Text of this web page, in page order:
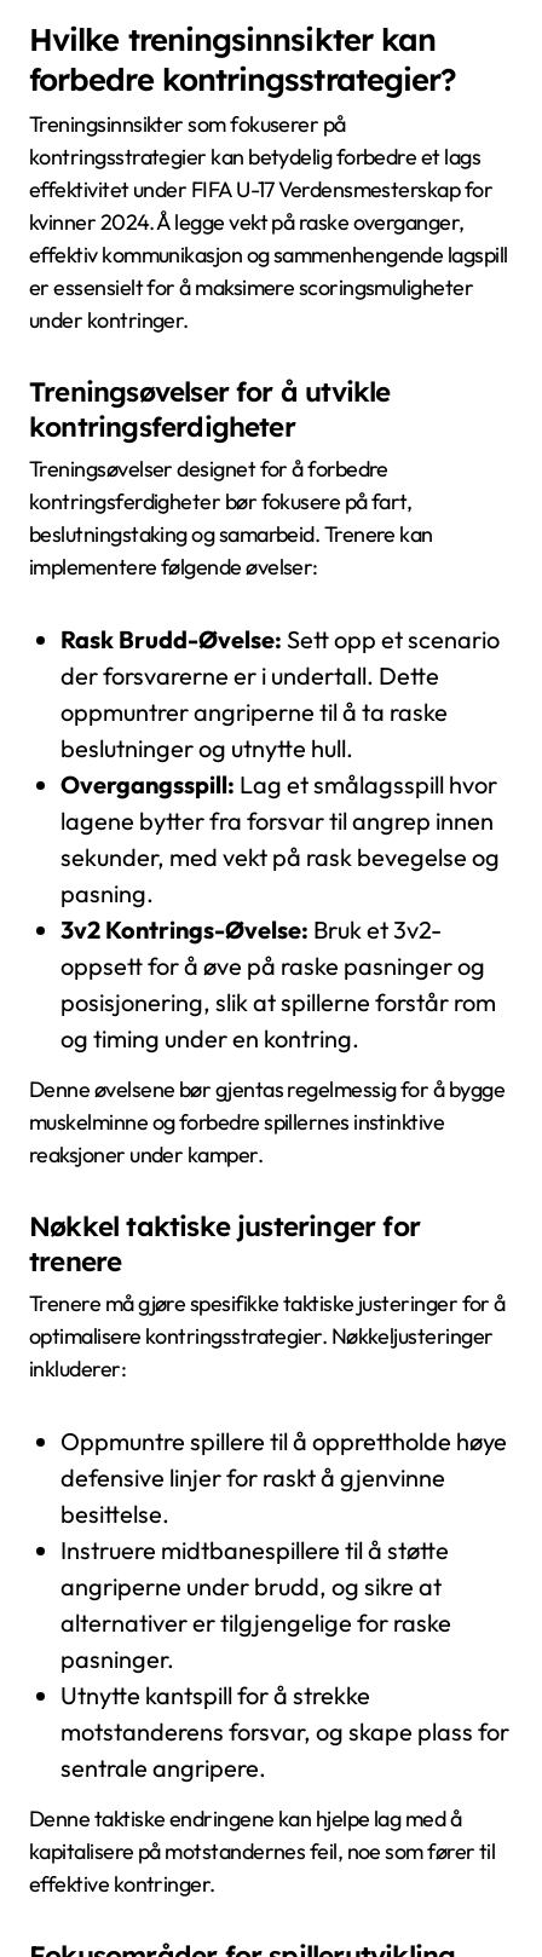
Hvilke treningsinnsikter kan
forbedre kontringsstrategier?
Treningsinnsikter som fokuserer på
kontringsstrategier kan betydelig forbedre et lags
effektivitet under FIFA U-17 Verdensmesterskap for
kvinner 2024. Å legge vekt på raske overganger,
effektiv kommunikasjon og sammenhengende lagspill
er essensielt for å maksimere scoringsmuligheter
under kontringer.
Treningsøvelser for å utvikle
kontringsferdigheter
Treningsøvelser designet for å forbedre
kontringsferdigheter bør fokusere på fart,
beslutningstaking og samarbeid. Trenere kan
implementere følgende øvelser:
Rask Brudd-Øvelse: Sett opp et scenario
der forsvarerne er i undertall. Dette
oppmuntrer angriperne til å ta raske
beslutninger og utnytte hull.
Overgangsspill: Lag et smålagsspill hvor
lagene bytter fra forsvar til angrep innen
sekunder, med vekt på rask bevegelse og
pasning.
3v2 Kontrings-Øvelse: Bruk et 3v2-
oppsett for å øve på raske pasninger og
posisjonering, slik at spillerne forstår rom
og timing under en kontring.
Denne øvelsene bør gjentas regelmessig for å bygge
muskelminne og forbedre spillernes instinktive
reaksjoner under kamper.
Nøkkel taktiske justeringer for
trenere
Trenere må gjøre spesifikke taktiske justeringer for å
optimalisere kontringsstrategier. Nøkkeljusteringer
inkluderer:
Oppmuntre spillere til å opprettholde høye
defensive linjer for raskt å gjenvinne
besittelse.
Instruere midtbanespillere til å støtte
angriperne under brudd, og sikre at
alternativer er tilgjengelige for raske
pasninger.
Utnytte kantspill for å strekke
motstanderens forsvar, og skape plass for
sentrale angripere.
Denne taktiske endringene kan hjelpe lag med å
kapitalisere på motstandernes feil, noe som fører til
effektive kontringer.